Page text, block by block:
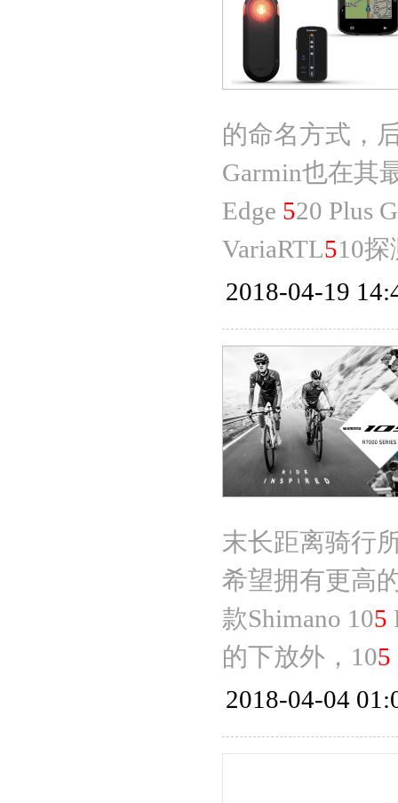
的命名方式，
Garmin也在其
Edge 520 Plus
VariaRTL510
2018-04-19
末长距离骑行
希望拥有更高
款Shimano 105
的下放外，105
2018-04-04